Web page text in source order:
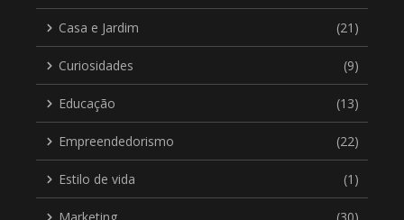
Casa e Jardim (21)
Curiosidades (9)
Educação (13)
Empreendedorismo (22)
Estilo de vida (1)